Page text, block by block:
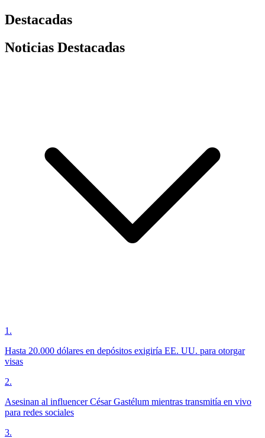
Destacadas
Noticias Destacadas
1 .
Hasta 20.000 dólares en depósitos exigiría EE. UU. para otorgar
visas
2.
Asesinan al influencer César Gastélum mientras transmitía en vivo
para redes sociales
3.